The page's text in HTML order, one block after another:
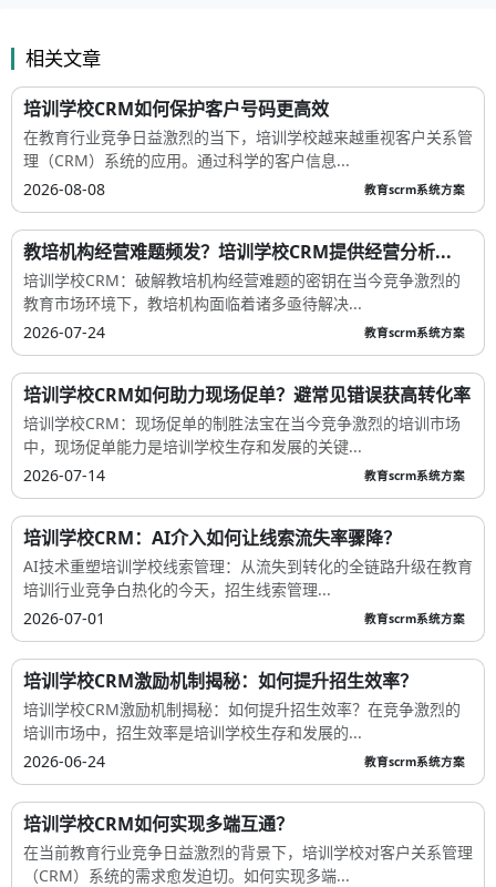
相关文章
培训学校CRM如何保护客户号码更高效
在教育行业竞争日益激烈的当下，培训学校越来越重视客户关系管
理（CRM）系统的应用。通过科学的客户信息...
2026-08-08
教育scrm系统方案
教培机构经营难题频发？培训学校CRM提供经营分析...
培训学校CRM：破解教培机构经营难题的密钥在当今竞争激烈的
教育市场环境下，教培机构面临着诸多亟待解决...
2026-07-24
教育scrm系统方案
培训学校CRM如何助力现场促单？避常见错误获高转化率
培训学校CRM：现场促单的制胜法宝在当今竞争激烈的培训市场
中，现场促单能力是培训学校生存和发展的关键...
2026-07-14
教育scrm系统方案
培训学校CRM：AI介入如何让线索流失率骤降？
AI技术重塑培训学校线索管理：从流失到转化的全链路升级在教育
培训行业竞争白热化的今天，招生线索管理...
2026-07-01
教育scrm系统方案
培训学校CRM激励机制揭秘：如何提升招生效率？
培训学校CRM激励机制揭秘：如何提升招生效率？在竞争激烈的
培训市场中，招生效率是培训学校生存和发展的...
2026-06-24
教育scrm系统方案
培训学校CRM如何实现多端互通？
在当前教育行业竞争日益激烈的背景下，培训学校对客户关系管理
（CRM）系统的需求愈发迫切。如何实现多端...